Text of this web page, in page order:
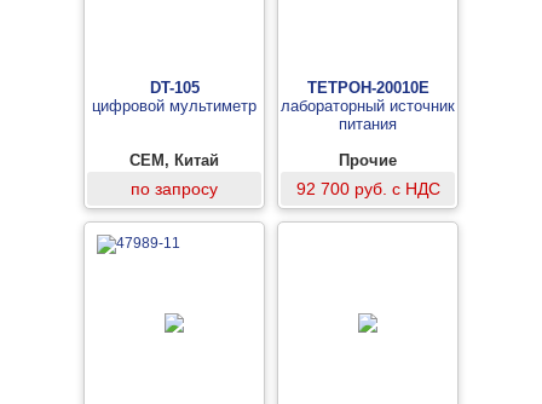
DT-105
цифровой мультиметр
CEM, Китай
по запросу
ТЕТРОН-20010Е
лабораторный источник
питания
Прочие
92 700 руб. с НДС